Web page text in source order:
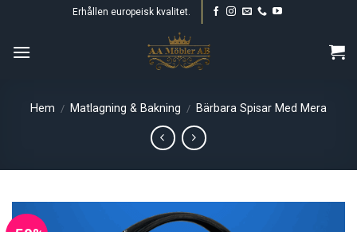
content
Erhållen europeisk kvalitet.
Hem / Matlagning & Bakning / Bärbara Spisar Med Mera